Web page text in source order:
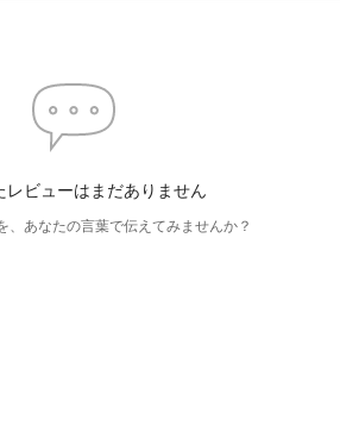
レビューはまだありません
、あなたの言葉で伝えてみませんか？